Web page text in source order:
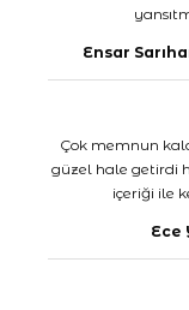
Ensar
Çok memnun
güzel hale getirdi
içeriği ile
Ece